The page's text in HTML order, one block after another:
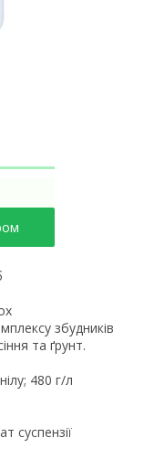
збудників
та ґрунт.
480 г/л
суспензії